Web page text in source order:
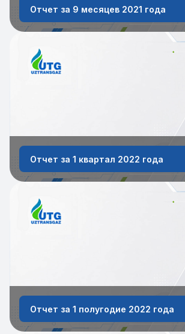
Отчет за 9 месяцев 2021 года
Отчет за 1 квартал 2022 года
Отчет за 1 полугодие 2022 года